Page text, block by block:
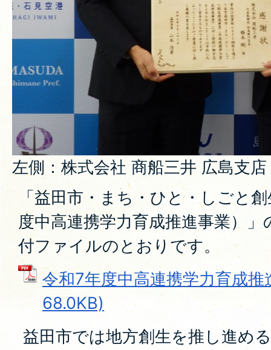
左側：株式会社 商船三井 広島支
「益田市・まち・ひと・しごと
度中高連携学力育成推進事業）
付ファイルのとおりです。
令和7年度中高連携学力育成
68.0KB)
益田市では地方創生を推し進め